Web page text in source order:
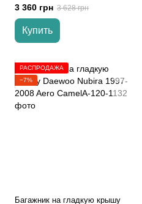
3 360 грн 3 628 грн
Купить
РАСПРОДАЖА
−7%
Багажник на гладкую крышу